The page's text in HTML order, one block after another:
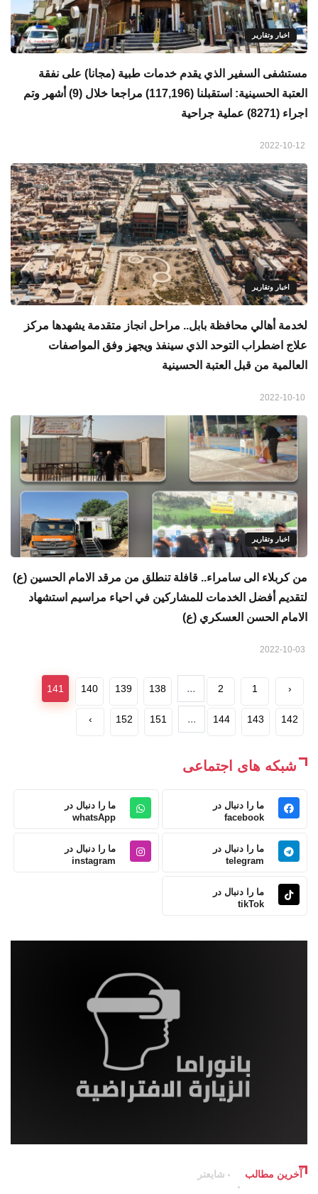
اخبار وتقارير
مستشفى السفير الذي يقدم خدمات طبية (مجانا) على نفقة
العتبة الحسينية: استقبلنا (117,196) مراجعا خلال (9) أشهر وتم
اجراء (8271) عملية جراحية
اخبار وتقارير
لخدمة أهالي محافظة بابل.. مراحل انجاز متقدمة يشهدها مركز
علاج اضطراب التوحد الذي سينفذ ويجهز وفق المواصفات
العالمية من قبل العتبة الحسينية
اخبار وتقارير
من كربلاء الى سامراء.. قافلة تنطلق من مرقد الامام الحسين (ع)
لتقديم أفضل الخدمات للمشاركين في احياء مراسيم استشهاد
الامام الحسن العسكري (ع)
‹
1
2
...
138
139
140
141
142
143
144
...
151
152
›
شبکه های اجتماعی
ما را دنبال در
facebook
ما را دنبال در
whatsApp
ما را دنبال در
telegram
ما را دنبال در
instagram
ما را دنبال در
tikTok
آخرین مطالب شایعتر